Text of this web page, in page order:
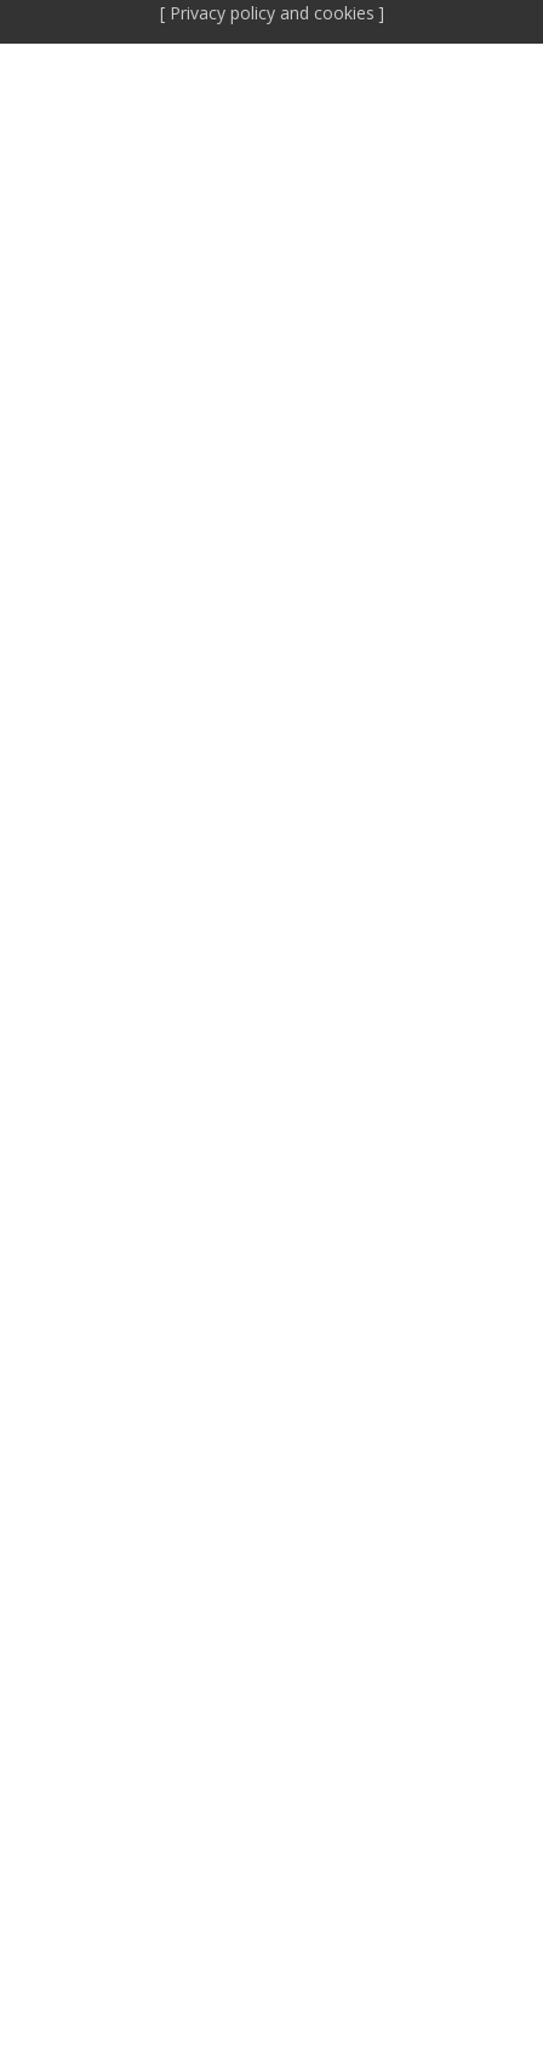
Privacy policy and cookies